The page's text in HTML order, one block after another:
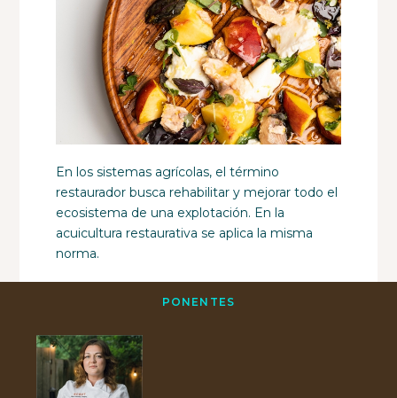
En los sistemas agrícolas, el término
restaurador busca rehabilitar y mejorar todo el
ecosistema de una explotación. En la
acuicultura restaurativa se aplica la misma
norma.
PONENTES